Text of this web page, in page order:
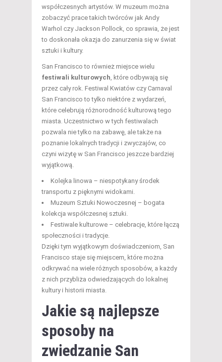
współczesnych artystów. W muzeum można
zobaczyć prace takich twórców jak Andy
Warhol czy Jackson Pollock, co sprawia, że jest
to doskonała okazja do zanurzenia się w świat
sztuki i kultury.
San Francisco to również miejsce wielu
festiwali kulturowych , które odbywają się
przez cały rok. Festiwal Kwiatów czy Carnaval
San Francisco to tylko niektóre z wydarzeń,
które celebrują różnorodność kulturową tego
miasta. Uczestnictwo w tych festiwalach
pozwala nie tylko na zabawę, ale także na
poznanie lokalnych tradycji i zwyczajów, co
czyni wizytę w San Francisco jeszcze bardziej
wyjątkową.
Kolejka linowa – niespotykany środek
transportu z pięknymi widokami.
Muzeum Sztuki Nowoczesnej – bogata
kolekcja współczesnej sztuki.
Festiwale kulturowe – celebracje, które łączą
społeczności i tradycje.
Dzięki tym wyjątkowym doświadczeniom, San
Francisco staje się miejscem, które można
odkrywać na wiele różnych sposobów, a każdy
z nich przybliża odwiedzających do lokalnej
kultury i historii miasta.
Jakie są najlepsze
sposoby na
zwiedzanie San